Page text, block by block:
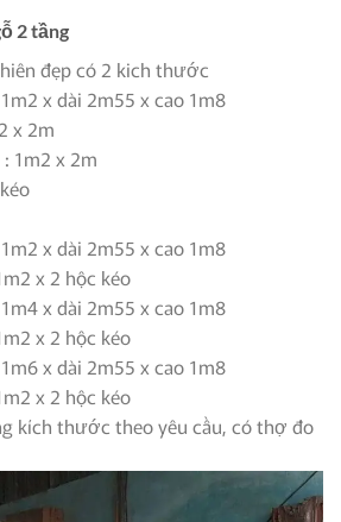
2 tầng
đẹp có 2 kich thước
x dài 2m55 x cao 1m8
x 2m
1m2 x 2m
x dài 2m55 x cao 1m8
x 2 hộc kéo
x dài 2m55 x cao 1m8
x 2 hộc kéo
x dài 2m55 x cao 1m8
x 2 hộc kéo
kích thước theo yêu cầu, có thợ đo